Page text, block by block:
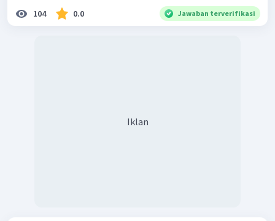
104 0.0 Jawaban terverifikasi
Iklan